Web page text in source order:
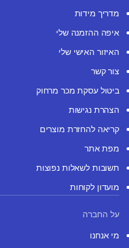
מדריך מידות
איפה ההזמנה שלי
האיזור האישי שלי
צור קשר
ביטול עסקת מכר מרחוק
הצהרת נגישות
קריאה להחזרת מוצרים
מפת אתר
תשובות לשאלות נפוצות
מועדון לקוחות
על החברה
מי אנחנו